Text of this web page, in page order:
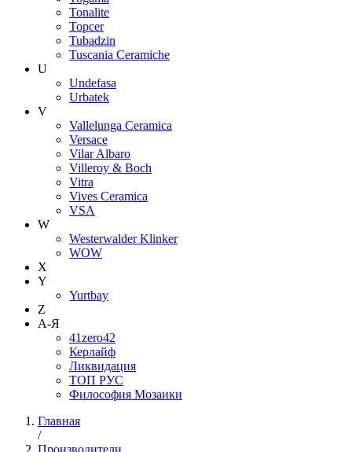
Tonalite
Topcer
Tubadzin
Tuscania Ceramiche
U
Undefasa
Urbatek
V
Vallelunga Ceramica
Versace
Vilar Albaro
Villeroy & Boch
Vitra
Vives Ceramica
VSA
W
Westerwalder Klinker
WOW
X
Y
Yurtbay
Z
А-Я
41zero42
Керлайф
Ликвидация
ТОП РУС
Философия Мозаики
Главная
/
Производители